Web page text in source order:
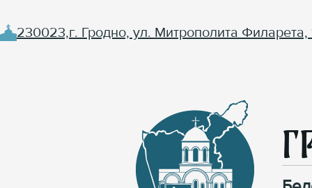
230023,г. Гродно, ул. Митрополита Филарета,